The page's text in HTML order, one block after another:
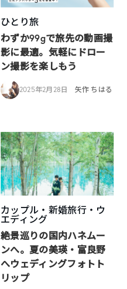
ひとり旅
わずか99gで旅先の動画撮
影に最適。気軽にドロー
ン撮影を楽しもう
2025年2月28日 矢作 ちはる
カップル・新婚旅行・ウ
エディング
絶景巡りの国内ハネムー
ンへ。夏の美瑛・富良野
へウェディングフォトト
リップ